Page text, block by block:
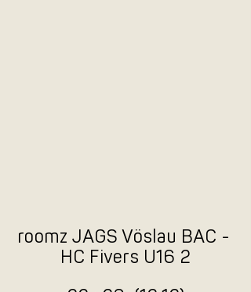
roomz JAGS Vöslau BAC -
HC Fivers U16 2